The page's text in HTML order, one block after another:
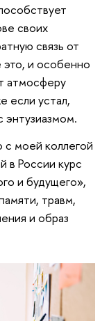
своих
связь от
это, и особенно
атмосферу
если устал,
энтузиазмом.
моей коллегой
в России курс
и будущего»,
травм,
и образ